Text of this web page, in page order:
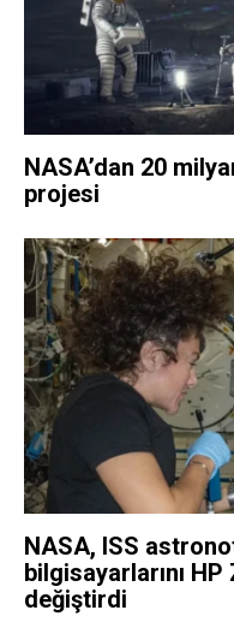
NASA’dan 20
projesi
NASA, ISS
bilgisayarlarını
değiştirdi